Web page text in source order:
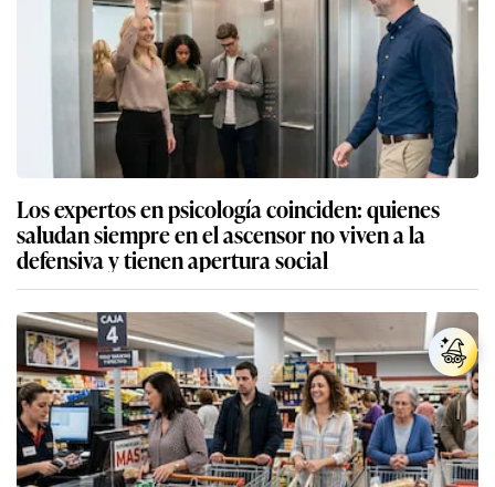
Los expertos en psicología coinciden: quienes
saludan siempre en el ascensor no viven a la
defensiva y tienen apertura social